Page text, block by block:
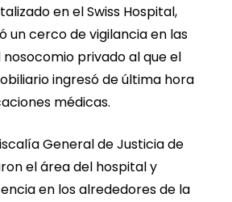
en el Swiss Hospital,
un cerco de vigilancia en las
privado al que el
ingresó de última hora
médicas.
General de Justicia de
el área del hospital y
en los alrededores de la